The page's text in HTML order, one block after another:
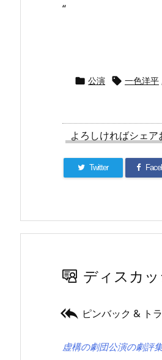
“
 公演  一色洋平
よろしければシェア
Twitter
ディスカ
 ピンバック & ト
虚構の劇団公演の劇評